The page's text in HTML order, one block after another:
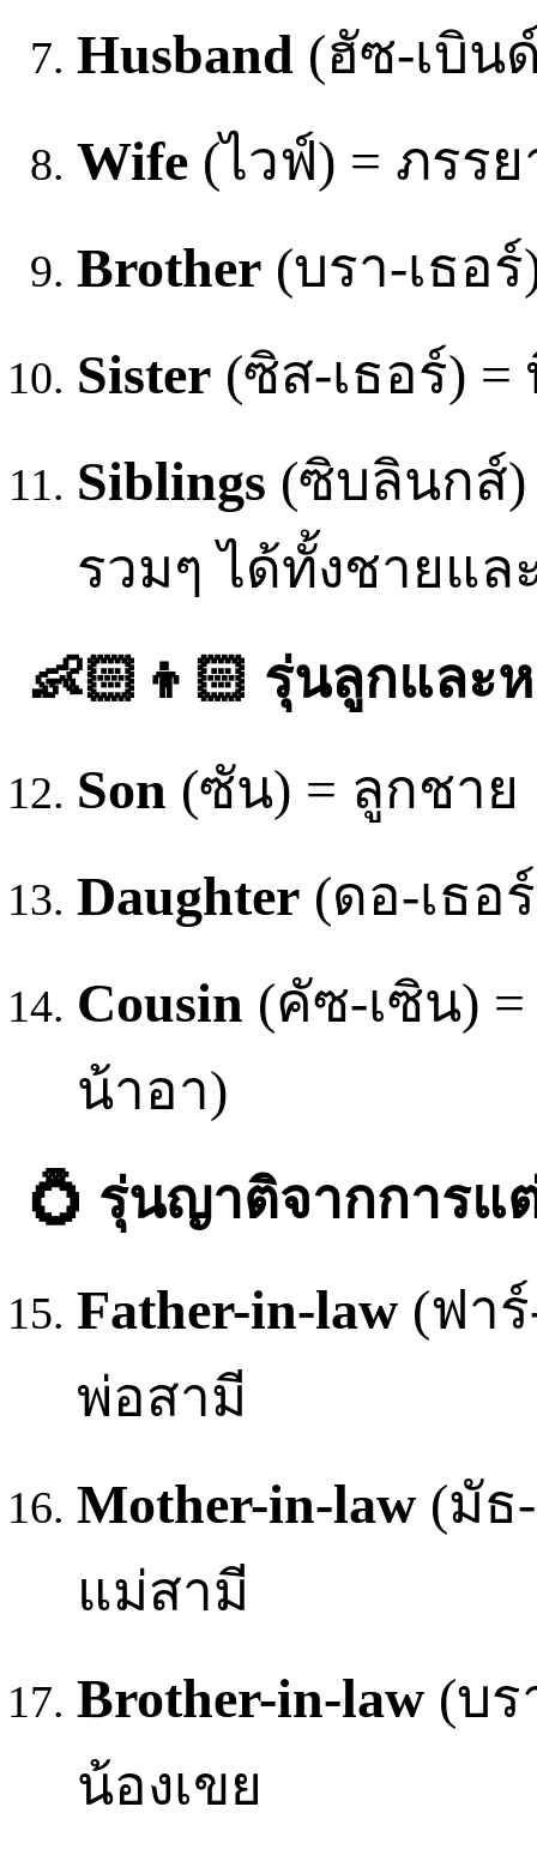
Husband (ฮัซ-เบิน
Wife (ไวฟ์) = ภรรย
Brother (บรา-เธอ
Sister (ซิส-เธอร์)
Siblings (ซิบลินกส์)
รวมๆ ได้ทั้งชายแล
👶🏻👦🏻 รุ่นลูกและ
Son (ซัน) = ลูกชาย
Daughter (ดอ-เธอ
Cousin (คัซ-เซิน)
น้าอา)
💍 รุ่นญาติจากการแ
Father-in-law (ฟา
พ่อสามี
Mother-in-law (มัธ
แม่สามี
Brother-in-law (บร
น้องเขย